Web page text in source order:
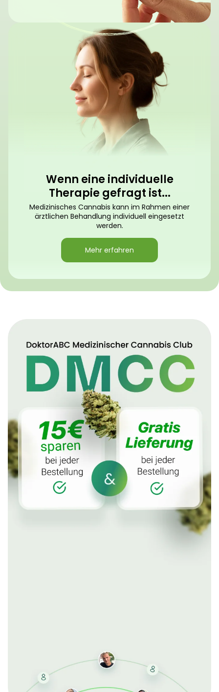
Wenn eine individuelle
Therapie gefragt ist...
Medizinisches Cannabis kann im Rahmen einer
ärztlichen Behandlung individuell eingesetzt
werden.
Mehr erfahren